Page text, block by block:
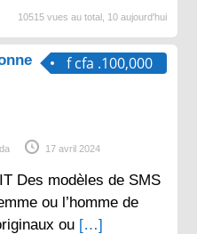
10515 vues au total, 10 aujourd'hui
f cfa .100,000
17 avril 2024
Des modèles de SMS
ou l’homme de
ou […]